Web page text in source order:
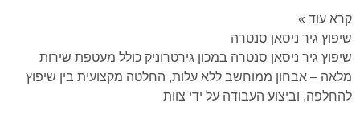
קרא עוד »
שיפוץ גיר ניסאן סנטרה
שיפוץ גיר ניסאן סנטרה במכון גירטרוניק כולל מעטפת שירות
מלאה – אבחון ממוחשב ללא עלות, החלטה מקצועית בין שיפוץ
להחלפה, וביצוע העבודה על ידי צוות